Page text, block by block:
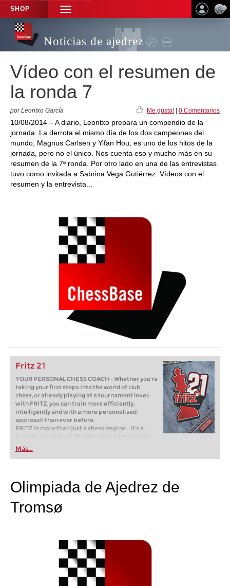
SHOP
TOGGLE
NAVIGATION
Noticias de ajedrez
Vídeo con el resumen de
la ronda 7
por Leontxo García Me gusta! 0 Comentarios
10/08/2014 – A diario, Leontxo prepara un compendio de la
jornada. La derrota el mismo día de los dos campeones del
mundo, Magnus Carlsen y Yifan Hou, es uno de los hitos de la
jornada, pero no el único. Nos cuenta eso y mucho más en su
resumen de la 7ª ronda. Por otro lado en una de las entrevistas
tuvo como invitada a Sabrina Vega Gutiérrez. Vídeos con el
resumen y la entrevista...
Fritz 21
YOUR PERSONAL CHESS COACH - Whether you’re
taking your first steps into the world of club
chess, or already playing at a tournament level:
with FRITZ, you can train more efficiently,
intelligently and with a more personalised
approach than ever before.
FRITZ is more than just a chess engine – it’s a
training revolution! Whether you’re taking your
first steps into the world of club chess, or already
playing at a tournament level: with FRITZ, you can
train more efficiently, intelligently and with a
Más...
Olimpiada de Ajedrez de
Tromsø